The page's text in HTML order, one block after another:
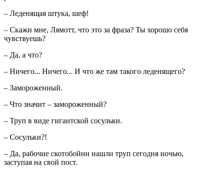
– Леденящая штука, шеф!
– Скажи мне, Лямотт, что это за фраза? Ты хорошо себя
чувствуешь?
– Да, а что?
– Ничего... Ничего... И что же там такого леденящего?
– Замороженный.
– Что значит – замороженный?
– Труп в виде гигантской сосульки.
– Сосульки?!
– Да, рабочие скотобойни нашли труп сегодня ночью,
заступая на свой пост.